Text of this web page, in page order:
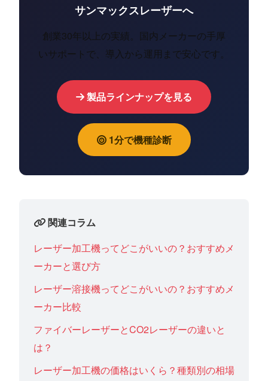
サンマックスレーザーへ
創業30年以上の実績。国内メーカーの手厚
いサポートで、導入から運用まで安心です。
製品ラインナップを見る
1分で機種診断
関連コラム
レーザー加工機ってどこがいいの？おすすめメ
ーカーと選び方
レーザー溶接機ってどこがいいの？おすすめメ
ーカー比較
ファイバーレーザーとCO2レーザーの違いと
は？
レーザー加工機の価格はいくら？種類別の相場